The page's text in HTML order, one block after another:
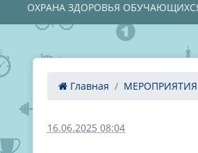
ОХРАНА ЗДОРОВЬЯ
Главная МЕРОПРИЯТИЯ
16.06.2025 08:04